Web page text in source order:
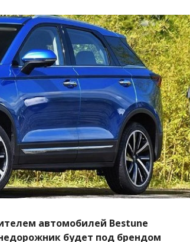
автомобилей Bestune
будет под брендом